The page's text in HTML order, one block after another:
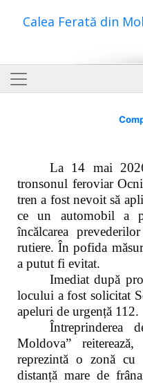
Calea Ferată din
La 14 mai
tronsonul feroviar
tren a fost nevoit să
ce un automobil a
încălcarea
rutiere. În pofida
a putut fi evitat.
Imediat după
locului a fost solicitat
apeluri de urgență 112.
Întreprinderea
Moldova”
reprezintă o zonă
distanță mare de